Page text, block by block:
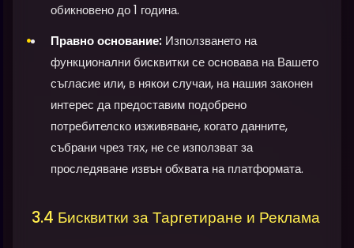
обикновено до 1 година.
Правно основание: Използването на
функционални бисквитки се основава на Вашето
съгласие или, в някои случаи, на нашия законен
интерес да предоставим подобрено
потребителско изживяване, когато данните,
събрани чрез тях, не се използват за
проследяване извън обхвата на платформата.
3.4 Бисквитки за Таргетиране и Реклама